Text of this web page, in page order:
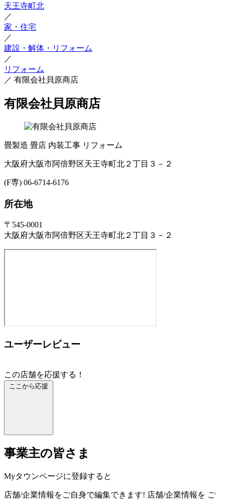
天王寺町北
／
家・住宅
／
建設・解体・リフォーム
／
リフォーム
／ 有限会社貝原商店
有限会社貝原商店
畳製造 畳店 内装工事 リフォーム
大阪府大阪市阿倍野区天王寺町北２丁目３－２
(F専) 06-6714-6176
所在地
〒545-0001
大阪府大阪市阿倍野区天王寺町北２丁目３－２
ユーザーレビュー
この店舗を応援する！
ここから応援
事業主の皆さま
Myタウンページに登録すると
店舗/企業情報をご自身で編集できます! 店舗/企業情報を ご